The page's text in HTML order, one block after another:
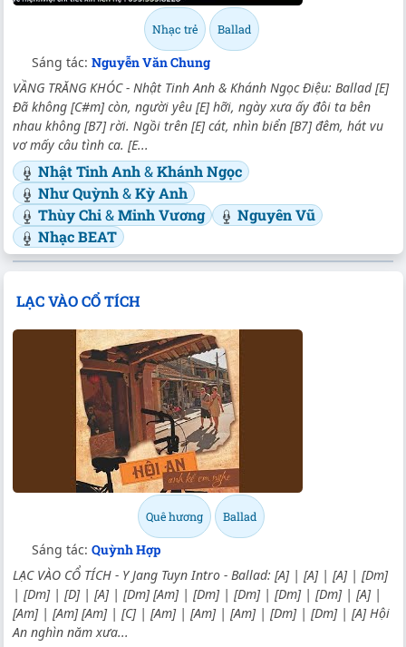
Nhạc trẻ Ballad
Sáng tác: Nguyễn Văn Chung
VẦNG TRĂNG KHÓC - Nhật Tinh Anh & Khánh Ngọc Điệu: Ballad [E]
Đã không [C#m] còn, người yêu [E] hỡi, ngày xưa ấy đôi ta bên
nhau không [B7] rời. Ngồi trên [E] cát, nhìn biển [B7] đêm, hát vu
vơ mấy câu tình ca. [E...
Nhật Tinh Anh&Khánh Ngọc
Như Quỳnh&Kỳ Anh
Thùy Chi&Minh Vương
Nguyên Vũ
Nhạc BEAT
LẠC VÀO CỔ TÍCH
Quê hương Ballad
Sáng tác: Quỳnh Hợp
LẠC VÀO CỔ TÍCH - Y Jang Tuyn Intro - Ballad: [A] | [A] | [A] | [Dm]
| [Dm] | [D] | [A] | [Dm] [Am] | [Dm] | [Dm] | [Dm] | [Dm] | [A] |
[Am] | [Am] [Am] | [C] | [Am] | [Am] | [Am] | [Dm] | [Dm] | [A] Hội
An nghìn năm xưa...